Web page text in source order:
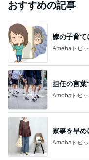
おすすめの記事
嫁の子育て
Amebaトピ
担任の言葉
Amebaトピ
家事を早め
Amebaトピ